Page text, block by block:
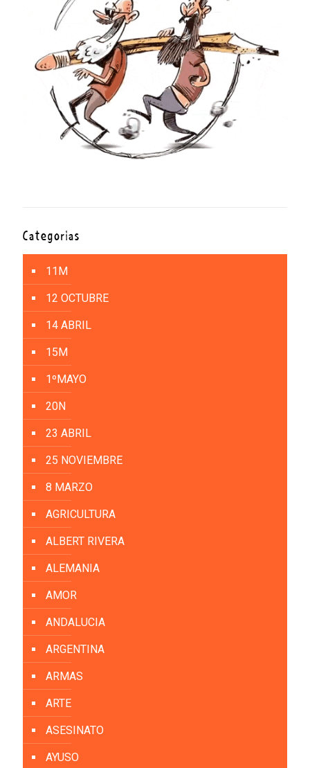
Categorías
11M
12 OCTUBRE
14 ABRIL
15M
1ºMAYO
20N
23 ABRIL
25 NOVIEMBRE
8 MARZO
AGRICULTURA
ALBERT RIVERA
ALEMANIA
AMOR
ANDALUCIA
ARGENTINA
ARMAS
ARTE
ASESINATO
AYUSO